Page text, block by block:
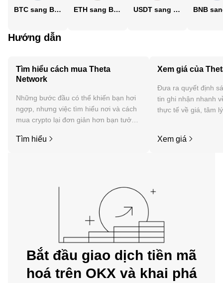
BTC sang BBD ETH sang BBD USDT sang BBD
Hướng dẫn
Tìm hiểu cách mua Theta
Network
Những bước đầu có thể khiến bạn hơi
ngợp, nhưng việc tìm hiểu nơi và cách
mua crypto lại đơn giản hơn bạn tưởng.
dụng di động OKX hoặc ngay tại đây
Tìm hiểu
Xem giá của
Đưa ra quyết định
tin ghi nhận nhanh
thực tế về giá, tâm
Xem giá
Bắt đầu giao dịch tiền mã
hoá trên OKX và khai phá